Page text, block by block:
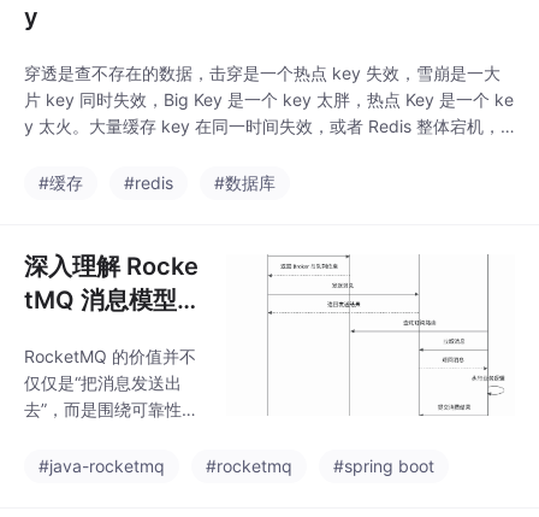
y
穿透是查不存在的数据，击穿是一个热点 key 失效，雪崩是一大
片 key 同时失效，Big Key 是一个 key 太胖，热点 Key 是一个 ke
y 太火。大量缓存 key 在同一时间失效，或者 Redis 整体宕机，
数据库中也不存在，导致每次请求都会打到数据库。1. 互斥锁：缓
#缓存 #redis #数据库
深入理解 Rocke
tMQ 消息模型：
Spring Boot 实
战与生产最佳实
RocketMQ 的价值并不
仅仅是“把消息发送出
去”，而是围绕可靠性、
治理提供了一套完整机
#java-rocketmq #rocketmq #spring boot